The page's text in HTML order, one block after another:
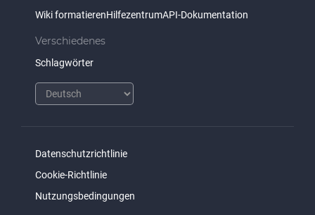
Wiki formatierenHilfezentrumAPI-Dokumentation
Verschiedenes
Schlagwörter
Datenschutzrichtlinie
Cookie-Richtlinie
Nutzungsbedingungen